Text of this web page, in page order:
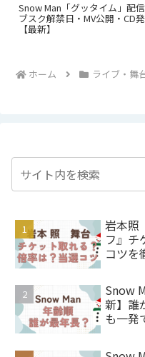
Snow Man「グッタイム」配
ブスク解禁日・MV公開・CD
【最新】
ホーム ライブ・舞
岩本照
フ』チ
コツを
Snow
新】誰
も一発